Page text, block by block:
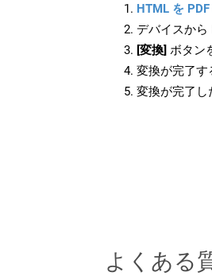
HTML を
デバイスから
[変換] ボタン
変換が完了す
変換が完了し
よくある